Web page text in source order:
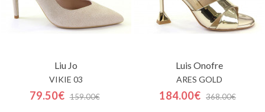
Liu Jo
VIKIE 03
79.50€ 159.00€
Luis Onofre
ARES GOLD
184.00€ 368.00€